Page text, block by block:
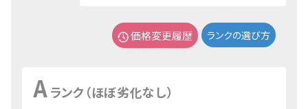
価格変更履歴 ランクの選び方
Aランク（ほぼ劣化なし）